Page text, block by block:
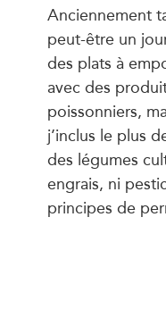
Anciennement
peut-être un
des plats à
avec des
poissonniers,
j’inclus le plus
des légumes
engrais, ni
principes de